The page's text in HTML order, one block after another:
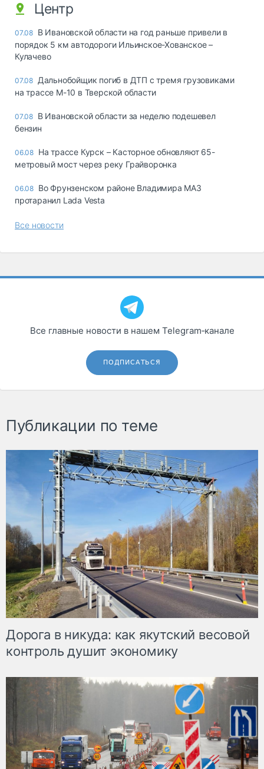
Центр
07.08 В Ивановской области на год раньше привели в
порядок 5 км автодороги Ильинское-Хованское –
Кулачево
07.08 Дальнобойщик погиб в ДТП с тремя грузовиками
на трассе М-10 в Тверской области
07.08 В Ивановской области за неделю подешевел
бензин
06.08 На трассе Курск – Касторное обновляют 65-
метровый мост через реку Грайворонка
06.08 Во Фрунзенском районе Владимира МАЗ
протаранил Lada Vesta
Все новости
Все главные новости в нашем Telegram‑канале
ПОДПИСАТЬСЯ
Публикации по теме
Дорога в никуда: как якутский весовой
контроль душит экономику